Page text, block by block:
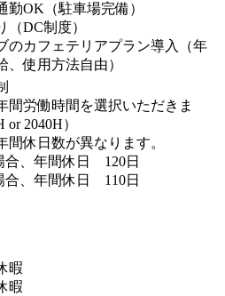
勤OK（駐車場完備）
（DC制度）
のカフェテリアプラン導入（年
、使用方法自由）
労働時間を選択いただきま
or 2040H）
休日数が異なります。
合、年間休日 120日
合、年間休日 110日
暇
暇